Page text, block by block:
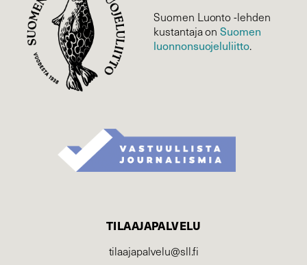
Suomen Luonto -lehden
kustantaja onSuomen
luonnonsuojelu­liitto.
TILAAJAPALVELU
tilaajapalvelu@sll.fi